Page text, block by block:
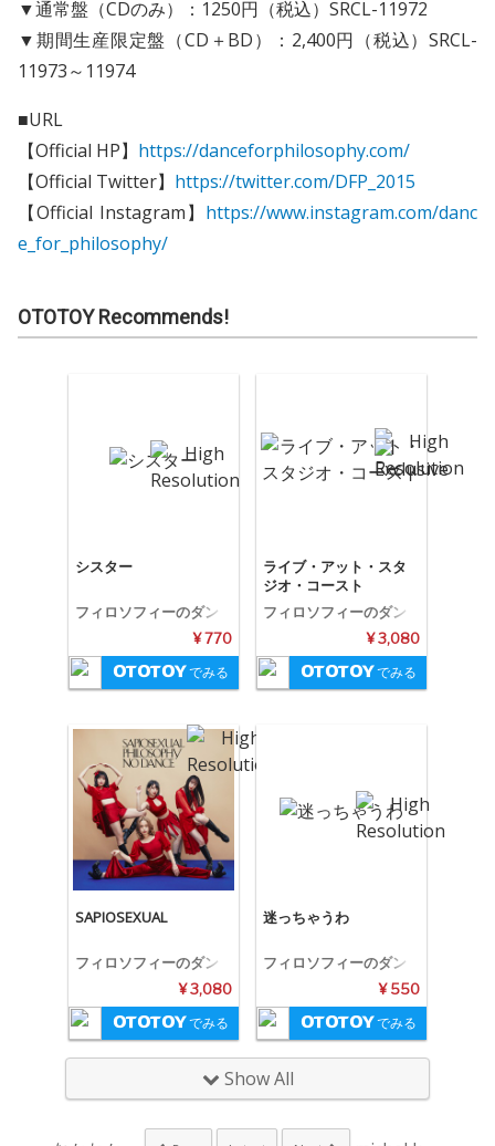
▼通常盤（CDのみ）：1250円（税込）SRCL-11972
▼期間生産限定盤（CD＋BD）：2,400円（税込）SRCL-
11973～11974
■URL
【Official HP】 https://danceforphilosophy.com/
【Official Twitter】 https://twitter.com/DFP_2015
【Official Instagram】 https://www.instagram.com/danc
e_for_philosophy/
OTOTOY Recommends!
シスター
フィロソフィーのダン
¥ 770
でみる
ライブ・アット・スタ
ジオ・コースト
フィロソフィーのダン
¥ 3,080
でみる
SAPIOSEXUAL
フィロソフィーのダン
¥ 3,080
でみる
迷っちゃうわ
フィロソフィーのダン
¥ 550
でみる
Show All